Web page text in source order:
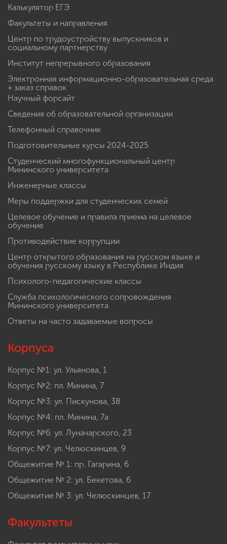
Калькулятор ЕГЭ
Факультеты и направления
Центр по трудоустройству выпускников и
социальному партнерству
Институт непрерывного образования
Электронная информационно-образовательная среда
+ заказ справок
Научный форсайт
Сведения об образовательной организации
Телефонный справочник
Подготовительные курсы 2024-2025
Студенческий многофункциональный центр
Мининского университета
Инженерные классы
Меры поддержки для студенческих семей
Целевое обучение и правила приема на целевое
обучение
Противодействие коррупции
Центр открытого образования на русском языке и
обучения русскому языку в Республике Индия
Психолого-педагогические классы
Служба психологического сопровождения
Мининского университета
Ответы на часто задаваемые вопросы
Корпуса
Корпус №1: ул. Ульянова, 1
Корпус №2: пл. Минина, 7
Корпус №3: ул. Пискунова, 38
Корпус №4: пл. Минина, 7а
Корпус №6: ул. Луначарского, 23
Корпус №7: ул. Челюскинцев, 9
Общежитие № 1: пр. Гагарина, 6
Общежитие № 2: ул. Бекетова, 6
Общежитие № 3: ул. Челюскинцев, 17
Факультеты